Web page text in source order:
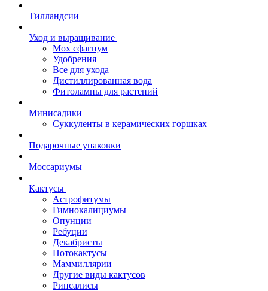
Тилландсии
Уход и выращивание
Мох сфагнум
Удобрения
Все для ухода
Дистиллированная вода
Фитолампы для растений
Минисадики
Суккуленты в керамических горшках
Подарочные упаковки
Моссариумы
Кактусы
Астрофитумы
Гимнокалициумы
Опунции
Ребуции
Декабристы
Нотокактусы
Маммиллярии
Другие виды кактусов
Рипсалисы